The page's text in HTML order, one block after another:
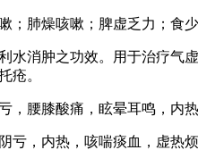
；肺燥咳嗽；脾虚乏力；食
水消肿之功效。用于治疗气
疮。
，腰膝酸痛，眩晕耳鸣，内
亏，内热，咳喘痰血，虚热